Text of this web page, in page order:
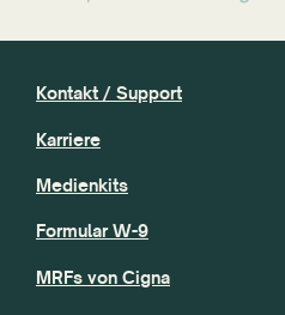
Kontakt / Support
Karriere
Medienkits
Formular W-9
MRFs von Cigna